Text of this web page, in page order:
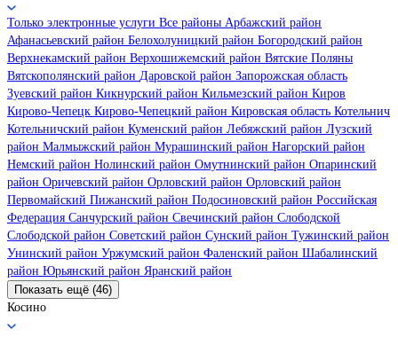
Только электронные услуги Все районы Арбажский район
Афанасьевский район Белохолуницкий район Богородский район
Верхнекамский район Верхошижемский район Вятские Поляны
Вятскополянский район Даровской район Запорожская область
Зуевский район Кикнурский район Кильмезский район Киров
Кирово-Чепецк Кирово-Чепецкий район Кировская область Котельнич
Котельничский район Куменский район Лебяжский район Лузский
район Малмыжский район Мурашинский район Нагорский район
Немский район Нолинский район Омутнинский район Опаринский
район Оричевский район Орловский район Орловский район
Первомайский Пижанский район Подосиновский район Российская
Федерация Санчурский район Свечинский район Слободской
Слободской район Советский район Сунский район Тужинский район
Унинский район Уржумский район Фаленский район Шабалинский
район Юрьянский район Яранский район
Показать ещё (46)
Косино